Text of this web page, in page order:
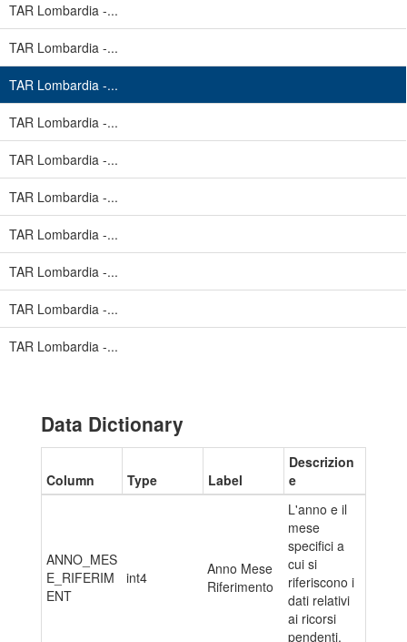
TAR Lombardia -...
TAR Lombardia -...
TAR Lombardia -...
TAR Lombardia -...
TAR Lombardia -...
TAR Lombardia -...
TAR Lombardia -...
TAR Lombardia -...
TAR Lombardia -...
TAR Lombardia -...
Data Dictionary
Column Type Label
Descrizion
e
ANNO_MES
E_RIFERIM
ENT
int4
Anno Mese
Riferimento
L'anno e il
mese
specifici a
cui si
riferiscono i
dati relativi
ai ricorsi
pendenti.